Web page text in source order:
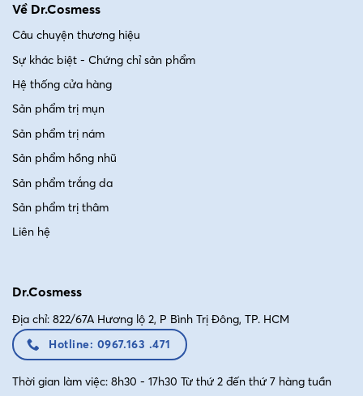
Về Dr.Cosmess
Câu chuyện thương hiệu
Sự khác biệt - Chứng chỉ sản phẩm
Hệ thống cửa hàng
Sản phẩm trị mụn
Sản phẩm trị nám
Sản phẩm hồng nhũ
Sản phẩm trắng da
Sản phẩm trị thâm
Liên hệ
Dr.Cosmess
Địa chỉ: 822/67A Hương lộ 2, P Bình Trị Đông, TP. HCM
Hotline: 0967.163 .471
Thời gian làm việc: 8h30 - 17h30 Từ thứ 2 đến thứ 7 hàng tuần